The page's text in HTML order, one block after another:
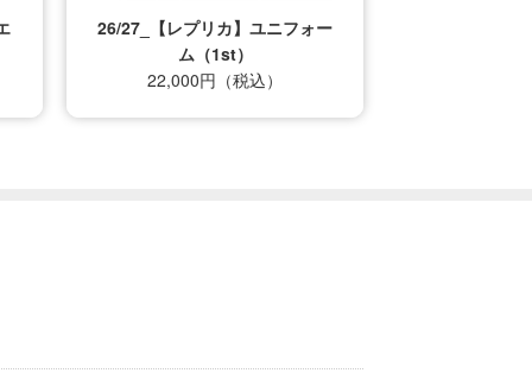
26/27_【レプリカ】ユニフォー
ム（1st）
22,000円（税込）